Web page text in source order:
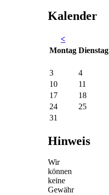
Kalender
<
Montag Dienstag
3
4
10
11
17
18
24
25
31
Hinweis
Wir
können
keine
Gewähr